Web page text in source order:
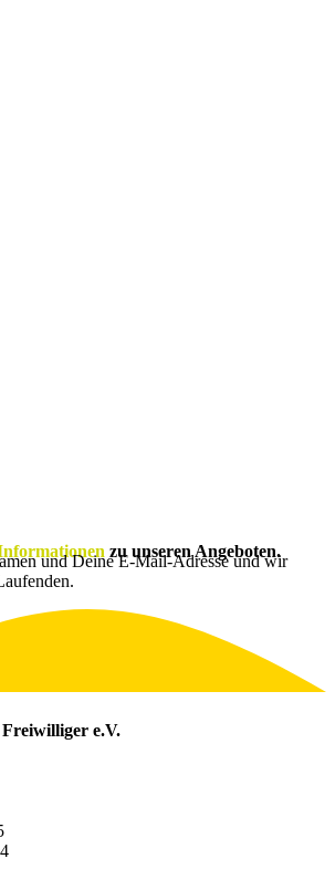
zu unseren Angeboten.
und Deine E-Mail-Adresse und wir
e.V.